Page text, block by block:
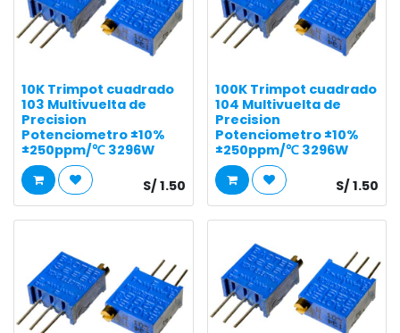
10K Trimpot cuadrado
103 Multivuelta de
Precision
Potenciometro ±10%
±250ppm/℃ 3296W
S/1.50
100K Trimpot cuadrado
104 Multivuelta de
Precision
Potenciometro ±10%
±250ppm/℃ 3296W
S/1.50